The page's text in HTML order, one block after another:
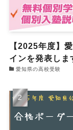
【2025年度】
インを発表しま
愛知県の高校受験